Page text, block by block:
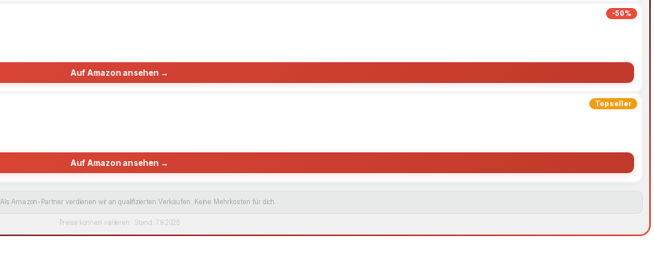
-50%
Auf Amazon ansehen →
Topseller
Auf Amazon ansehen →
Als Amazon-Partner verdienen wir an qualifizierten Verkäufen. Keine Mehrkosten für dich.
Preise können variieren · Stand: 7.8.2026